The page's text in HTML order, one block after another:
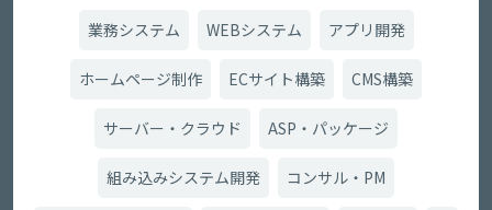
業務システム WEBシステム アプリ開発
ホームページ制作 ECサイト構築 CMS構築
サーバー・クラウド ASP・パッケージ
組み込みシステム開発 コンサル・PM